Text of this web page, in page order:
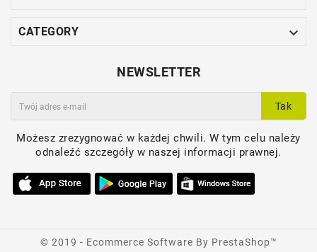
ZJAWISKOWY PLAFON -
CATEGORY 
NEWSLETTER
Tak
Możesz zrezygnować w każdej chwili. W tym celu należy
odnaleźć szczegóły w naszej informacji prawnej.
© 2019 - Ecommerce Software By PrestaShop™